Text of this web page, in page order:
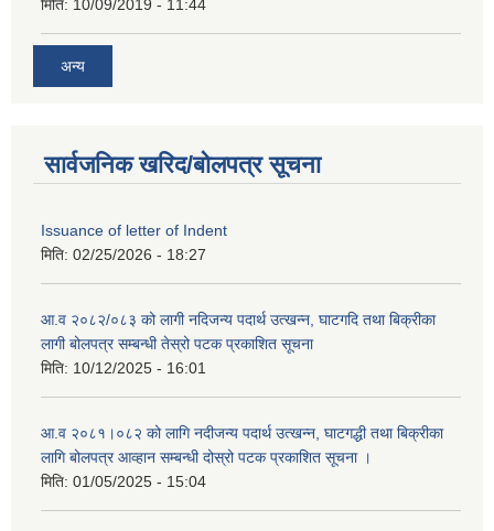
मिति: 10/09/2019 - 11:44
अन्य
सार्वजनिक खरिद/बोलपत्र सूचना
Issuance of letter of Indent
मिति: 02/25/2026 - 18:27
आ.व २०८२/०८३ को लागी नदिजन्य पदार्थ उत्खन्न, घाटगदि तथा बिक्रीका
लागी बोलपत्र सम्बन्धी तेस्रो पटक प्रकाशित सूचना
मिति: 10/12/2025 - 16:01
आ.व २०८१।०८२ को लागि नदीजन्य पदार्थ उत्खन्न, घाटगद्धी तथा बिक्रीका
लागि बोलपत्र आव्हान सम्बन्धी दोस्रो पटक प्रकाशित सूचना ।
मिति: 01/05/2025 - 15:04